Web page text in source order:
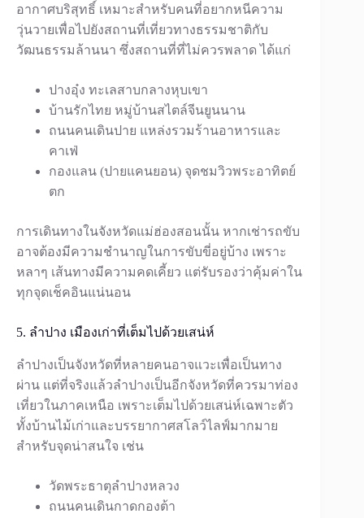
อากาศบริสุทธิ์ เหมาะสำหรับคนที่อยากหนีความ
วุ่นวายเพื่อไปยังสถานที่เที่ยวทางธรรมชาติกับ
วัฒนธรรมล้านนา ซึ่งสถานที่ที่ไม่ควรพลาด ได้แก่
ปางอุ๋ง ทะเลสาบกลางหุบเขา
บ้านรักไทย หมู่บ้านสไตล์จีนยูนนาน
ถนนคนเดินปาย แหล่งรวมร้านอาหารและ
คาเฟ่
กองแลน (ปายแคนยอน) จุดชมวิวพระอาทิตย์
ตก
การเดินทางในจังหวัดแม่ฮ่องสอนนั้น หากเช่ารถขับ
อาจต้องมีความชำนาญในการขับขี่อยู่บ้าง เพราะ
หลาๆ เส้นทางมีความคดเคี้ยว แต่รับรองว่าคุ้มค่าใน
ทุกจุดเช็คอินแน่นอน
5. ลำปาง เมืองเก่าที่เต็มไปด้วยเสน่ห์
ลำปางเป็นจังหวัดที่หลายคนอาจแวะเพื่อเป็นทาง
ผ่าน แต่ที่จริงแล้วลำปางเป็นอีกจังหวัดที่ควรมาท่อง
เที่ยวในภาคเหนือ เพราะเต็มไปด้วยเสน่ห์เฉพาะตัว
ทั้งบ้านไม้เก่าและบรรยากาศสโลว์ไลฟ์มากมาย
สำหรับจุดน่าสนใจ เช่น
วัดพระธาตุลำปางหลวง
ถนนคนเดินกาดกองต้า